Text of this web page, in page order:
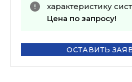
характеристику
Цена по запросу!
ОСТАВИТЬ